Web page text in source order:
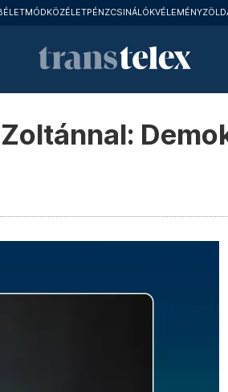
ÉLETMÓDKÖZÉLETPÉNZCSINÁLÓKVÉLEMÉNYZÖLD